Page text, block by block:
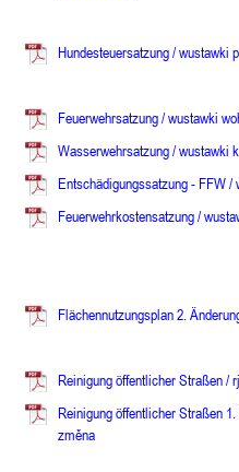
Hundesteuersatzung / wustawki
Feuerwehrsatzung / wustawki
Wasserwehrsatzung / wustawki
Entschädigungssatzung - FFW /
Feuerwehrkostensatzung/ w
Flächennutzungsplan 2.
Reinigung öffentlicher Straßen /
Reinigung öffentlicher Straßen
změna